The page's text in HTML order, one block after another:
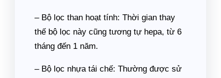
– Bộ lọc than hoạt tính: Thời gian thay
thế bộ lọc này cũng tương tự hepa, từ 6
tháng đến 1 năm.
– Bộ lọc nhựa tái chế: Thường được sử